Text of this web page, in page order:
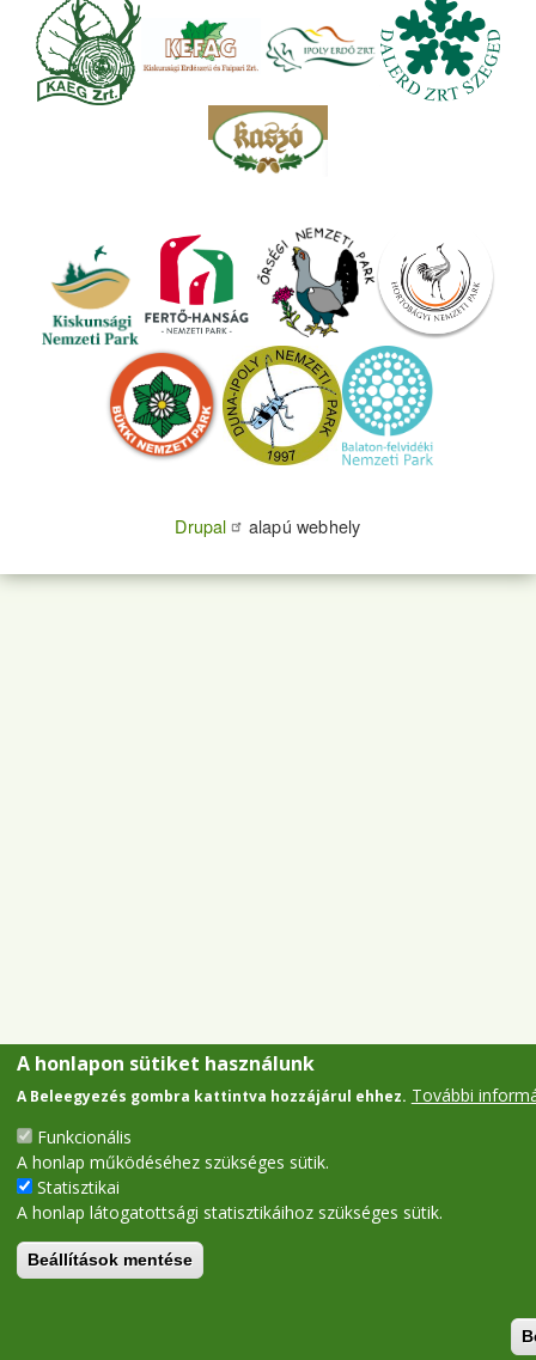
Drupal alapú webhely
A honlapon sütiket használunk
A Beleegyezés gombra kattintva hozzájárul ehhez. További
Funkcionális
A honlap működéséhez szükséges sütik.
Statisztikai
A honlap látogatottsági statisztikáihoz szükséges sütik.
Beállítások mentése